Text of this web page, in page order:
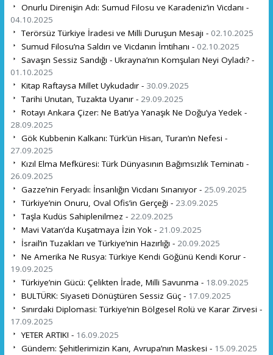
Onurlu Direnişin Adı: Sumud Filosu ve Karadeniz’in Vicdanı -
04.10.2025
Terörsüz Türkiye İradesi ve Milli Duruşun Mesajı - 02.10.2025
Sumud Filosu’na Saldırı ve Vicdanın İmtihanı - 02.10.2025
Savaşın Sessiz Sandığı - Ukrayna’nın Komşuları Neyi Oyladı? -
01.10.2025
Kitap Raftaysa Millet Uykudadır - 30.09.2025
Tarihi Unutan, Tuzakta Uyanır - 29.09.2025
Rotayı Ankara Çizer: Ne Batı’ya Yanaşık Ne Doğu’ya Yedek -
28.09.2025
Gök Kubbenin Kalkanı: Türk’ün Hisarı, Turan’ın Nefesi -
27.09.2025
Kızıl Elma Mefküresi: Türk Dünyasının Bağımsızlık Teminatı -
26.09.2025
Gazze’nin Feryadı: İnsanlığın Vicdanı Sınanıyor - 25.09.2025
Türkiye’nin Onuru, Oval Ofis’in Gerçeği - 23.09.2025
Taşla Kudüs Sahiplenilmez - 22.09.2025
Mavi Vatan’da Kuşatmaya İzin Yok - 21.09.2025
İsrail’in Tuzakları ve Türkiye’nin Hazırlığı - 20.09.2025
Ne Amerika Ne Rusya: Türkiye Kendi Göğünü Kendi Korur -
19.09.2025
Türkiye’nin Gücü: Çelikten İrade, Milli Savunma - 18.09.2025
BULTÜRK: Siyaseti Dönüştüren Sessiz Güç - 17.09.2025
Sınırdaki Diplomasi: Türkiye’nin Bölgesel Rolü ve Karar Zirvesi -
17.09.2025
YETER ARTIK! - 16.09.2025
Gündem: Şehitlerimizin Kanı, Avrupa’nın Maskesi - 15.09.2025